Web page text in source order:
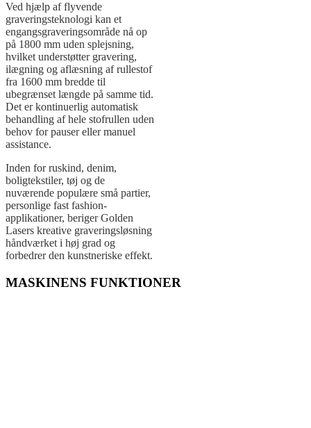
Ved hjælp af flyvende
graveringsteknologi kan et
engangsgraveringsområde nå op
på 1800 mm uden splejsning,
hvilket understøtter gravering,
ilægning og aflæsning af rullestof
fra 1600 mm bredde til
ubegrænset længde på samme tid.
Det er kontinuerlig automatisk
behandling af hele stofrullen uden
behov for pauser eller manuel
assistance.
Inden for ruskind, denim,
boligtekstiler, tøj og de
nuværende populære små partier,
personlige fast fashion-
applikationer, beriger Golden
Lasers kreative graveringsløsning
håndværket i høj grad og
forbedrer den kunstneriske effekt.
MASKINENS FUNKTIONER